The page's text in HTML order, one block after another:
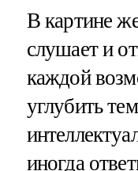
В картине
слушает и
каждой
углубить
иногда